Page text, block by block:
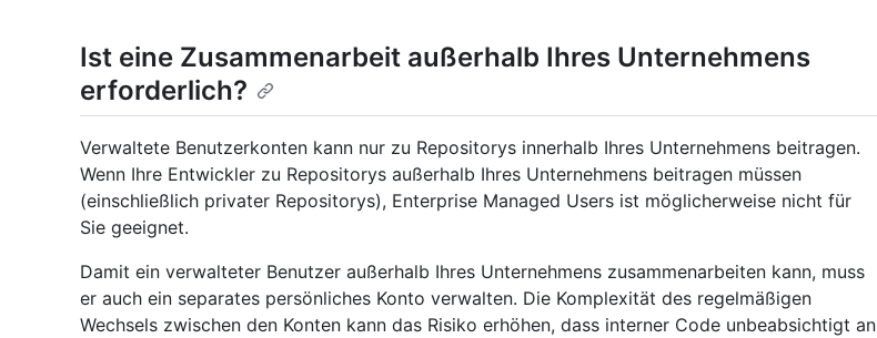
Ist eine Zusammenarbeit außerhalb Ihres Unternehmens
erforderlich?
Verwaltete Benutzerkonten kann nur zu Repositorys innerhalb Ihres Unternehmens beitragen.
Wenn Ihre Entwickler zu Repositorys außerhalb Ihres Unternehmens beitragen müssen
(einschließlich privater Repositorys), Enterprise Managed Users ist möglicherweise nicht für
Sie geeignet.
Damit ein verwalteter Benutzer außerhalb Ihres Unternehmens zusammenarbeiten kann, muss
er auch ein separates persönliches Konto verwalten. Die Komplexität des regelmäßigen
Wechsels zwischen den Konten kann das Risiko erhöhen, dass interner Code unbeabsichtigt an